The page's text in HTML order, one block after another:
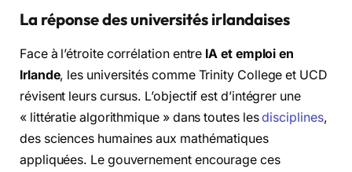
La réponse des universités irlandaises
Face à l’étroite corrélation entre IA et emploi en
Irlande, les universités comme Trinity College et UCD
révisent leurs cursus. L’objectif est d’intégrer une
« littératie algorithmique » dans toutes lesdisciplines,
des sciences humaines aux mathématiques
appliquées. Le gouvernement encourage ces